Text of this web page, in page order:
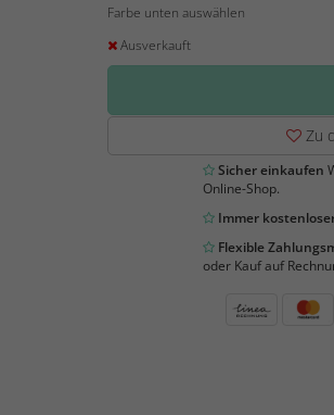
Farbe unten auswählen
Ausverkauft
Zu
Sicher einkaufen
Online-Shop.
Immer
Flexible
oder Kauf auf